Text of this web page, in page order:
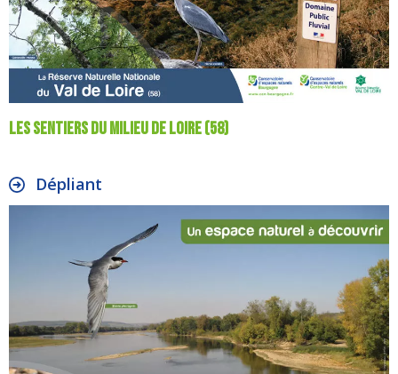
Les sentiers du milieu de Loire (58)
Dépliant